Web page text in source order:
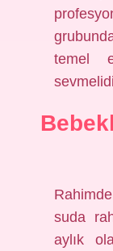
temel
suda
aylık